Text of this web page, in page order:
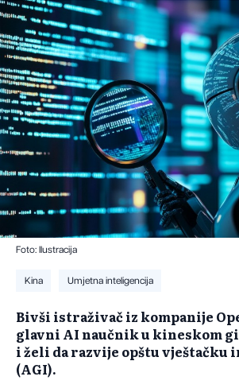
Foto: Ilustracija
Kina Umjetna inteligencija
Bivši istraživač iz kompanije
glavni AI naučnik u kineskom
i želi da razvije opštu
(AGI).